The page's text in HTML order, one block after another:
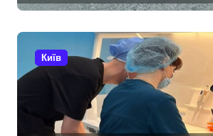
Щербаки за участю двох
неповнолітніх
Київ